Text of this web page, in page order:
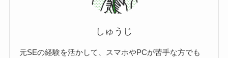
しゅうじ
元SEの経験を活かして、スマホやPCが苦手な方でも